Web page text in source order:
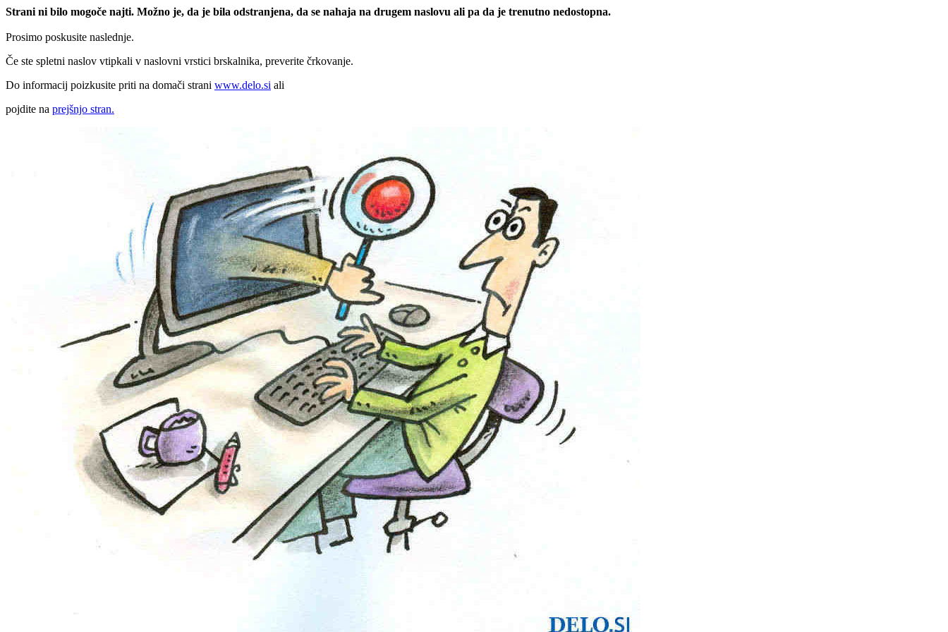
Strani ni bilo mogoče najti. Možno je, da je bila odstranjena, da se nahaja na drugem naslovu ali pa da je trenutno nedostopna.
Prosimo poskusite naslednje.
Če ste spletni naslov vtipkali v naslovni vrstici brskalnika, preverite črkovanje.
Do informacij poizkusite priti na domači strani www.delo.si ali
pojdite na prejšnjo stran.